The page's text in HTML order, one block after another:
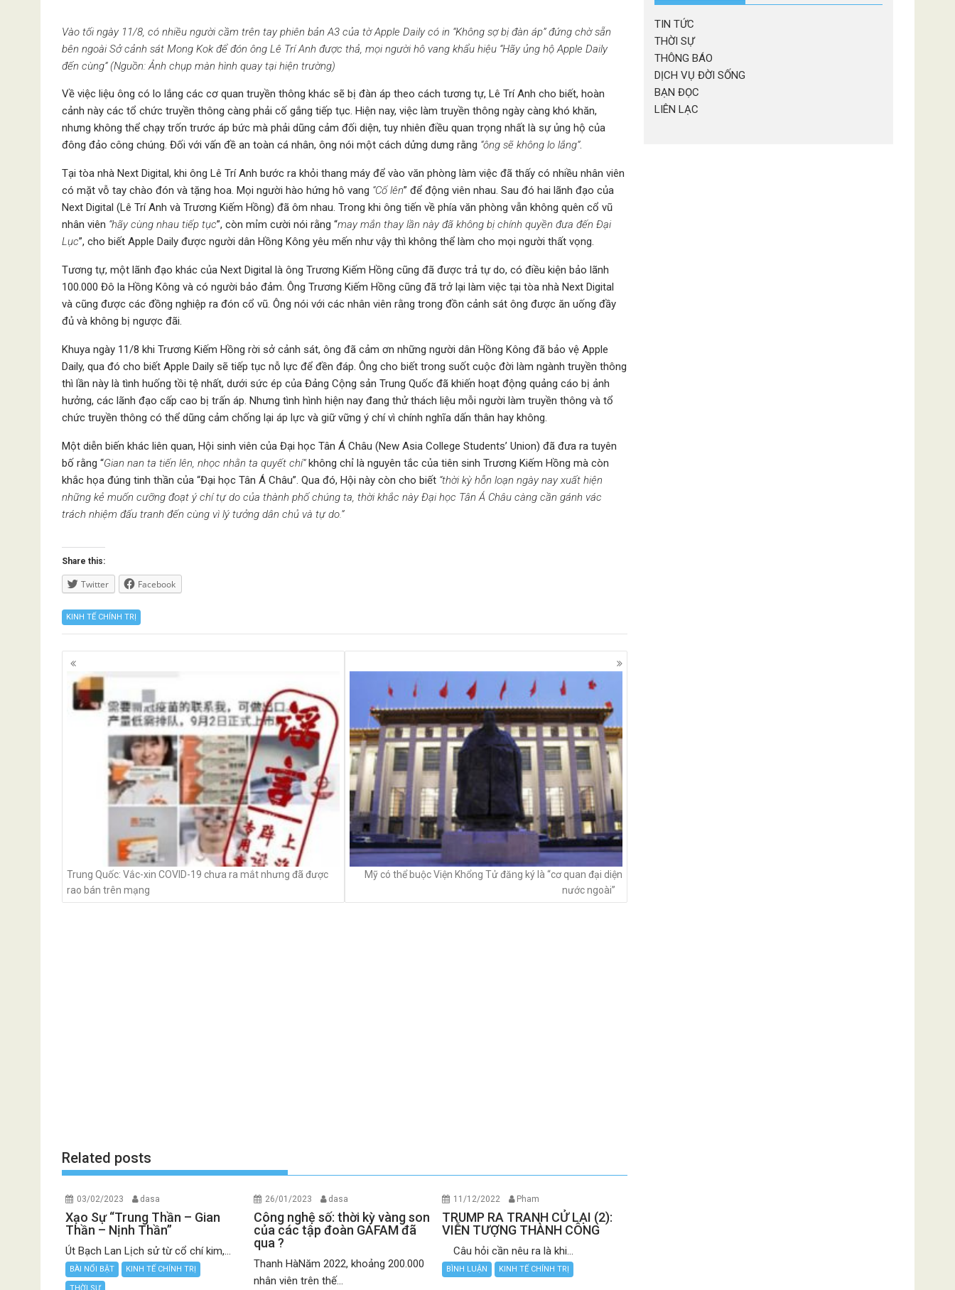
Vào tối ngày 11/8, có nhiều người cầm trên tay phiên bản A3 của tờ Apple Daily có in “Không sợ bị đàn áp” đứng chờ sẵn
bên ngoài Sở cảnh sát Mong Kok để đón ông Lê Trí Anh được thả, mọi người hô vang khẩu hiệu “Hãy ủng hộ Apple Daily
đến cùng” (Nguồn: Ảnh chụp màn hình quay tại hiện trường)
Về việc liệu ông có lo lắng các cơ quan truyền thông khác sẽ bị đàn áp theo cách tương tự, Lê Trí Anh cho biết, hoàn
cảnh này các tổ chức truyền thông càng phải cố gắng tiếp tục. Hiện nay, việc làm truyền thông ngày càng khó khăn,
nhưng không thể chạy trốn trước áp bức mà phải dũng cảm đối diện, tuy nhiên điều quan trọng nhất là sự ủng hộ của
đông đảo công chúng. Đối với vấn đề an toàn cá nhân, ông nói một cách dửng dưng rằng “ông sẽ không lo lắng”.
Tại tòa nhà Next Digital, khi ông Lê Trí Anh bước ra khỏi thang máy để vào văn phòng làm việc đã thấy có nhiều nhân viên
có mặt vỗ tay chào đón và tặng hoa. Mọi người hào hứng hô vang “Cố lên” để động viên nhau. Sau đó hai lãnh đạo của
Next Digital (Lê Trí Anh và Trương Kiếm Hồng) đã ôm nhau. Trong khi ông tiến về phía văn phòng vẫn không quên cổ vũ
nhân viên “hãy cùng nhau tiếp tục”, còn mỉm cười nói rằng “may mắn thay lần này đã không bị chính quyền đưa đến Đại
Lục”, cho biết Apple Daily được người dân Hồng Kông yêu mến như vậy thì không thể làm cho mọi người thất vọng.
Tương tự, một lãnh đạo khác của Next Digital là ông Trương Kiếm Hồng cũng đã được trả tự do, có điều kiện bảo lãnh
100.000 Đô la Hồng Kông và có người bảo đảm. Ông Trương Kiếm Hồng cũng đã trở lại làm việc tại tòa nhà Next Digital
và cũng được các đồng nghiệp ra đón cổ vũ. Ông nói với các nhân viên rằng trong đồn cảnh sát ông được ăn uống đầy
đủ và không bị ngược đãi.
Khuya ngày 11/8 khi Trương Kiếm Hồng rời sở cảnh sát, ông đã cảm ơn những người dân Hồng Kông đã bảo vệ Apple
Daily, qua đó cho biết Apple Daily sẽ tiếp tục nỗ lực để đền đáp. Ông cho biết trong suốt cuộc đời làm ngành truyền thông
thì lần này là tình huống tồi tệ nhất, dưới sức ép của Đảng Cộng sản Trung Quốc đã khiến hoạt động quảng cáo bị ảnh
hưởng, các lãnh đạo cấp cao bị trấn áp. Nhưng tình hình hiện nay đang thử thách liệu mỗi người làm truyền thông và tổ
chức truyền thông có thể dũng cảm chống lại áp lực và giữ vững ý chí vì chính nghĩa dấn thân hay không.
Một diễn biến khác liên quan, Hội sinh viên của Đại học Tân Á Châu (New Asia College Students’ Union) đã đưa ra tuyên
bố rằng “Gian nan ta tiến lên, nhọc nhằn ta quyết chí”không chỉ là nguyên tắc của tiên sinh Trương Kiếm Hồng mà còn
khắc họa đúng tinh thần của “Đại học Tân Á Châu”. Qua đó, Hội này còn cho biết “thời kỳ hỗn loạn ngày nay xuất hiện
những kẻ muốn cưỡng đoạt ý chí tự do của thành phố chúng ta, thời khắc này Đại học Tân Á Châu càng cần gánh vác
trách nhiệm đấu tranh đến cùng vì lý tưởng dân chủ và tự do.”
Share this:
Twitter Facebook
KINH TẾ CHÍNH TRỊ
Posts
navigation
Trung Quốc: Vắc-xin COVID-19 chưa ra mắt nhưng đã được
rao bán trên mạng
Mỹ có thể buộc Viện Khổng Tử đăng ký là “cơ quan đại diện
nước ngoài”
Related posts
03/02/2023 dasa
Xạo Sự “Trung Thần – Gian
Thần – Nịnh Thần”
Út Bạch Lan Lịch sử từ cổ chí kim,...
BÀI NỔI BẬT KINH TẾ CHÍNH TRỊ
THỜI SỰ
26/01/2023 dasa
Công nghệ số: thời kỳ vàng son
của các tập đoàn GAFAM đã
qua ?
Thanh HàNăm 2022, khoảng 200.000
nhân viên trên thế...
11/12/2022 Pham
TRUMP RA TRANH CỬ LẠI (2):
VIỄN TƯỢNG THÀNH CÔNG
Câu hỏi cần nêu ra là khi...
BÌNH LUẬN KINH TẾ CHÍNH TRỊ
TIN TỨC
THỜI SỰ
THÔNG BÁO
DỊCH VỤ ĐỜI SỐNG
BẠN ĐỌC
LIÊN LẠC